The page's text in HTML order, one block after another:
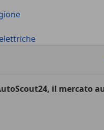
il mercato